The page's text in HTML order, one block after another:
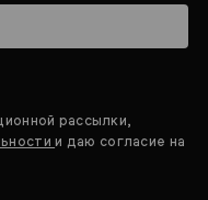
рассылки,
и даю согласие на